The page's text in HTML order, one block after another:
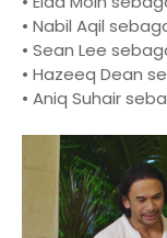
• Nabil Aqil
• Sean Lee
• Hazeeq Dean
• Aniq Suhair